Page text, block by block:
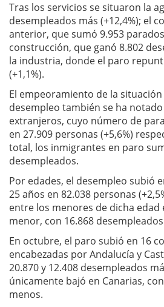
Tras los servicios se situaron la
desempleados más (+12,4%); el
anterior, que sumó 9.953 parados
construcción, que ganó 8.802
la industria, donde el paro
(+1,1%).
El empeoramiento de la situación
desempleo también se ha
extranjeros, cuyo número de
en 27.909 personas (+5,6%)
total, los inmigrantes en paro
desempleados.
Por edades, el desempleo subió
25 años en 82.038 personas
entre los menores de dicha edad
menor, con 16.868 desempleados
En octubre, el paro subió en 16
encabezadas por Andalucía y
20.870 y 12.408 desempleados
únicamente bajó en Canarias,
menos.